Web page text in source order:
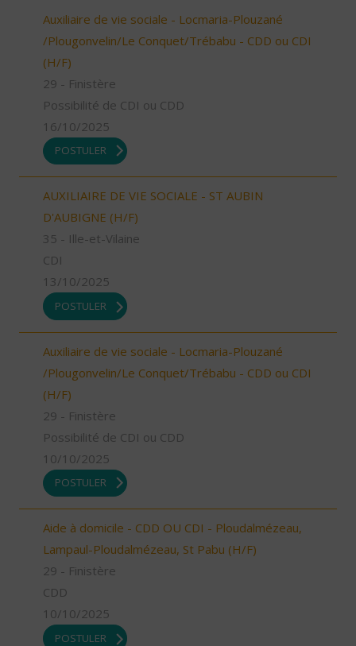
Auxiliaire de vie sociale - Locmaria-Plouzané
/Plougonvelin/Le Conquet/Trébabu - CDD ou CDI
(H/F)
29 - Finistère
Possibilité de CDI ou CDD
16/10/2025
POSTULER
AUXILIAIRE DE VIE SOCIALE - ST AUBIN
D'AUBIGNE (H/F)
35 - Ille-et-Vilaine
CDI
13/10/2025
POSTULER
Auxiliaire de vie sociale - Locmaria-Plouzané
/Plougonvelin/Le Conquet/Trébabu - CDD ou CDI
(H/F)
29 - Finistère
Possibilité de CDI ou CDD
10/10/2025
POSTULER
Aide à domicile - CDD OU CDI - Ploudalmézeau,
Lampaul-Ploudalmézeau, St Pabu (H/F)
29 - Finistère
CDD
10/10/2025
POSTULER